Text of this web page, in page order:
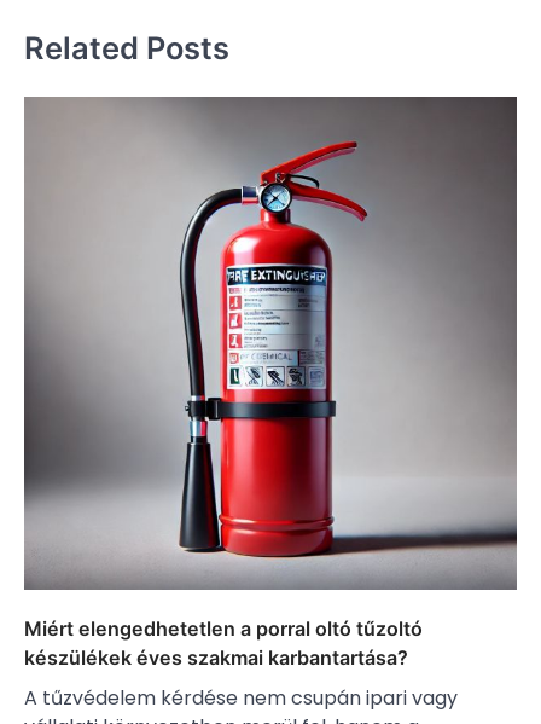
Related Posts
Miért elengedhetetlen a porral oltó tűzoltó
készülékek éves szakmai karbantartása?
A tűzvédelem kérdése nem csupán ipari vagy